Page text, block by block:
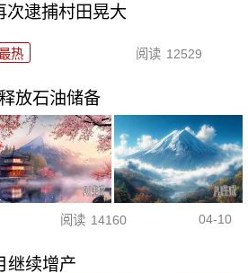
次逮捕村田晃大
热 阅读 12529
放石油储备
阅读 14160 04-10
继续增产